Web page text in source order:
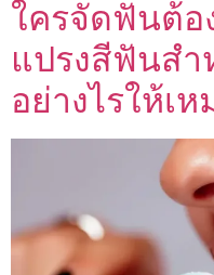
ใครจัดฟันต้อ
แปรงสีฟันส
อย่างไรให้เ